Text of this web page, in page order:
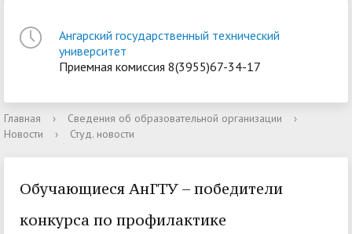
Ангарский государственный технический
университет
Приемная комиссия 8(3955)67-34-17
Главная › Сведения об образовательной организации
›
Новости
› Студ. новости
Обучающиеся АнГТУ – победители
конкурса по профилактике